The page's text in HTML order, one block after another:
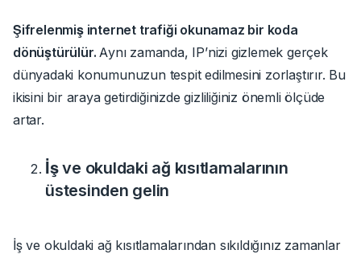
Şifrelenmiş internet trafiği okunamaz bir koda
dönüştürülür. Aynı zamanda, IP’nizi gizlemek gerçek
dünyadaki konumunuzun tespit edilmesini zorlaştırır. Bu
ikisini bir araya getirdiğinizde gizliliğiniz önemli ölçüde
artar.
İş ve okuldaki ağ kısıtlamalarının
üstesinden gelin
İş ve okuldaki ağ kısıtlamalarından sıkıldığınız zamanlar